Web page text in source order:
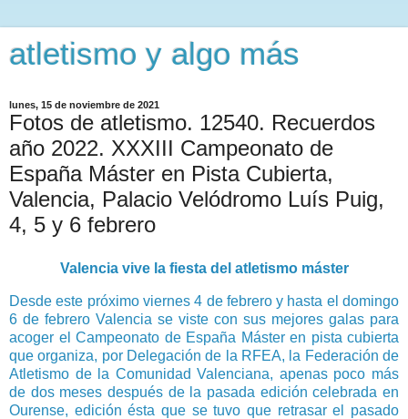
atletismo y algo más
lunes, 15 de noviembre de 2021
Fotos de atletismo. 12540. Recuerdos
año 2022. XXXIII Campeonato de
España Máster en Pista Cubierta,
Valencia, Palacio Velódromo Luís Puig,
4, 5 y 6 febrero
Valencia vive la fiesta del atletismo máster
Desde este próximo viernes 4 de febrero y hasta el domingo
6 de febrero Valencia se viste con sus mejores galas para
acoger el Campeonato de España Máster en pista cubierta
que organiza, por Delegación de la RFEA, la Federación de
Atletismo de la Comunidad Valenciana, apenas poco más
de dos meses después de la pasada edición celebrada en
Ourense, edición ésta que se tuvo que retrasar el pasado